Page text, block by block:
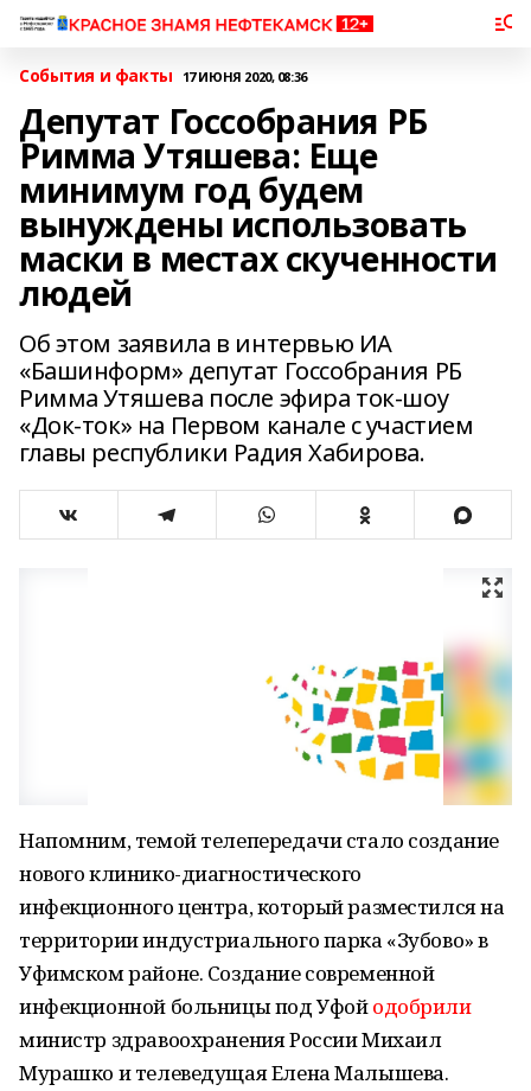
События и факты 17 ИЮНЯ 2020, 08:36
Депутат Госсобрания РБ
Римма Утяшева: Еще
минимум год будем
вынуждены использовать
маски в местах скученности
людей
Об этом заявила в интервью ИА
«Башинформ» депутат Госсобрания РБ
Римма Утяшева после эфира ток-шоу
«Док-ток» на Первом канале с участием
главы республики Радия Хабирова.
Напомним, темой телепередачи стало создание
нового клинико-диагностического
инфекционного центра, который разместился на
территории индустриального парка «Зубово» в
Уфимском районе. Создание современной
инфекционной больницы под Уфойодобрили
министр здравоохранения России Михаил
Мурашко и телеведущая Елена Малышева.